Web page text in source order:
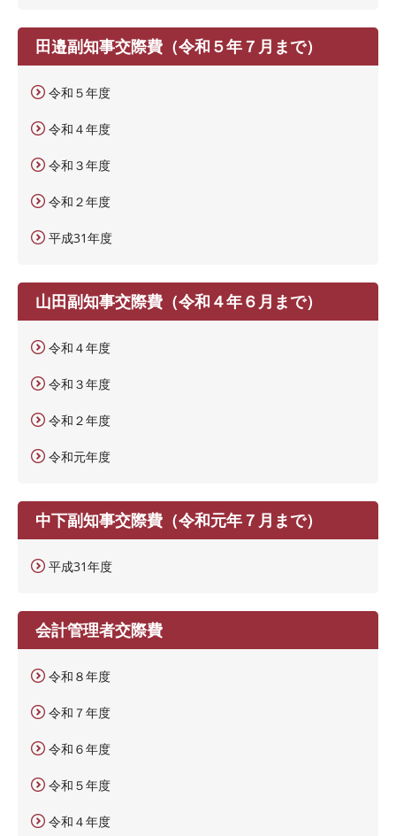
田邉副知事交際費（令和５年７月まで）
令和５年度
令和４年度
令和３年度
令和２年度
平成31年度
山田副知事交際費（令和４年６月まで）
令和４年度
令和３年度
令和２年度
令和元年度
中下副知事交際費（令和元年７月まで）
平成31年度
会計管理者交際費
令和８年度
令和７年度
令和６年度
令和５年度
令和４年度